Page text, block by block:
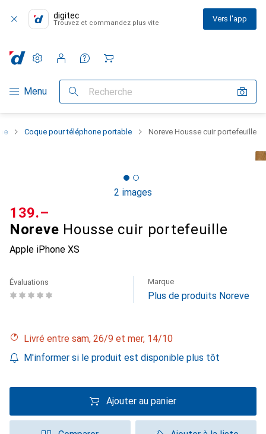
digitec
Trouvez et commandez plus vite Vers l'app
Navigation par catégorie
Menu Recherche
Paramètres
Compte client
Listes de comparaison
Listes d'envies
Panier
Coque pour téléphone portable Noreve Housse cuir portefeuille
2 images
Noreve Housse cuir portefeuille
Apple iPhone XS
CHF
139.–
Évaluations Marque
Plus de produits Noreve
Livré entre sam, 26/9 et mer, 14/10
M'informer si le produit est disponible plus tôt
Ajouter au panier